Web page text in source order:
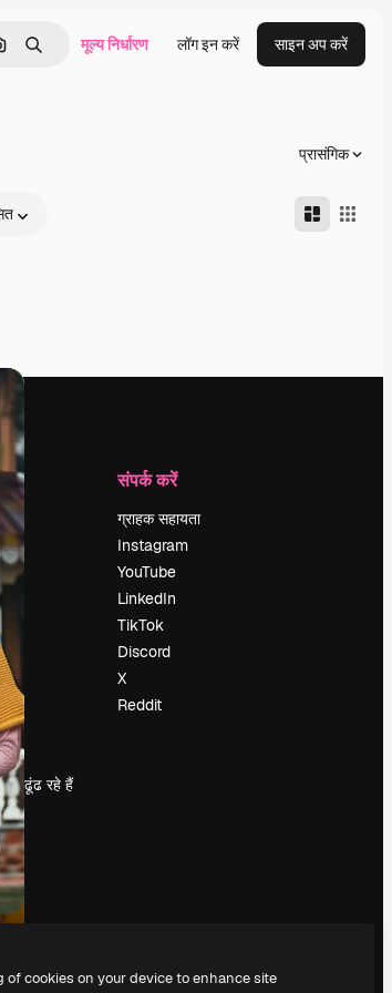
से खोजें
खोजें मूल्य निर्धारण लॉग इन करें साइन अप करें
प्रासंगिक
ढूंढ रहे हैं
संपर्क करें
ग्राहक सहायता
Instagram
YouTube
LinkedIn
TikTok
Discord
X
Reddit
of cookies on your device to enhance site